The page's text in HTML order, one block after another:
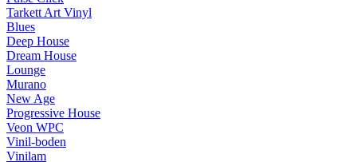
Tarkett Art Vinyl
Blues
Deep House
Dream House
Lounge
Murano
New Age
Progressive House
Veon WPC
Vinil-boden
Vinilam